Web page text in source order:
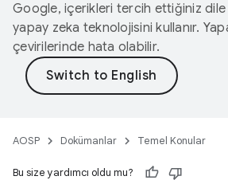
Google, içerikleri tercih ettiğiniz dile
yapay zeka teknolojisini kullanır.
çevirilerinde hata olabilir.
AOSP Dokümanlar Temel Konular
Bu size yardımcı oldu mu?